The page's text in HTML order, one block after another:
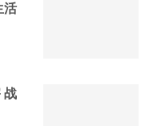
活
战